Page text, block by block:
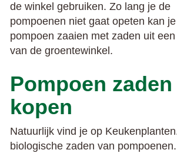
de winkel gebruiken. Zo lang je de
pompoenen niet gaat opeten kan
pompoen zaaien met zaden uit
van de groentewinkel.
Pompoen zaden
kopen
Natuurlijk vind je op
biologische zaden van